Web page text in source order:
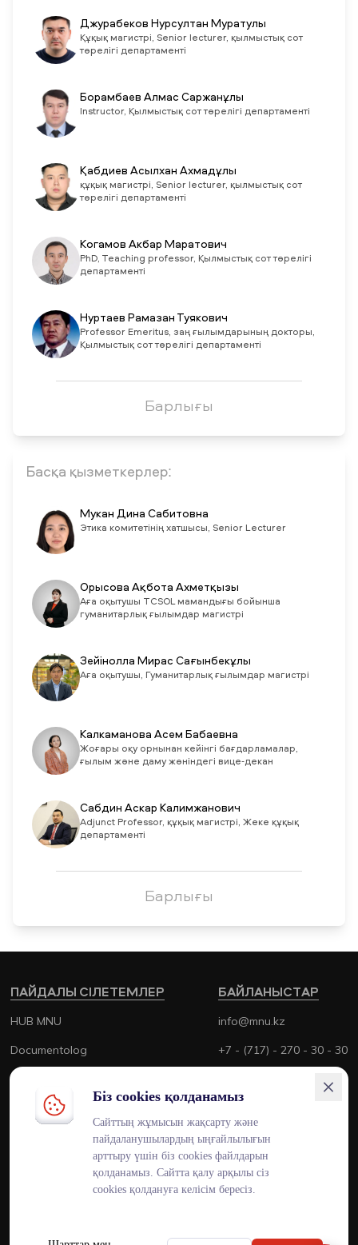
Джурабеков Нурсултан Муратулы
Құқық магистрі, Senior lecturer, қылмыстық сот
төрелігі департаменті
Борамбаев Алмас Саржанұлы
Instructor, Қылмыстық сот төрелігі департаменті
Қабдиев Асылхан Ахмадұлы
құқық магистрі, Senior lecturer, қылмыстық сот
төрелігі департаменті
Когамов Акбар Маратович
PhD, Teaching professor, Қылмыстық сот төрелігі
департаменті
Нуртаев Рамазан Туякович
Professor Emeritus, заң ғылымдарының докторы,
Қылмыстық сот төрелігі департаменті
Барлығы
Басқа қызметкерлер:
Мукан Дина Сабитовна
Этика комитетінің хатшысы, Senior Lecturer
Орысова Ақбота Ахметқызы
Аға оқытушы TCSOL мамандығы бойынша
гуманитарлық ғылымдар магистрі
Зейінолла Мирас Сағынбекұлы
Аға оқытушы, Гуманитарлық ғылымдар магистрі
Калкаманова Асем Бабаевна
Жоғары оқу орнынан кейінгі бағдарламалар,
ғылым және даму жөніндегі вице-декан
Сабдин Аскар Калимжанович
Adjunct Professor, құқық магистрі, Жеке құқық
департаменті
Барлығы
БАЙЛАНЫСТАР
info@mnu.kz
+7 - (717) - 270 - 30 - 30
+7 - (700) - 170 - 30 - 30
ПАЙДАЛЫ СІЛЕТЕМЛЕР
HUB MNU
Documentolog
Canvas
Platonus
Біз cookies қолданамыз
Сайттың жұмысын жақсарту және
пайдаланушылардың ыңғайлылығын
арттыру үшін біз cookies файлдарын
қолданамыз. Сайтта қалу арқылы сіз
cookies қолдануға келісім бересіз.